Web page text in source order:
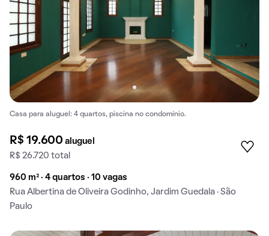
Casa para aluguel: 4 quartos, piscina no condomínio.
R$ 19.600aluguel
R$ 26.720 total
960 m² · 4 quartos · 10 vagas
Rua Albertina de Oliveira Godinho, Jardim Guedala · São
Paulo